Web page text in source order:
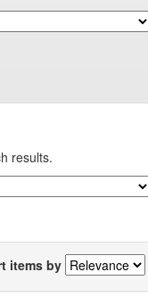
results.
items by